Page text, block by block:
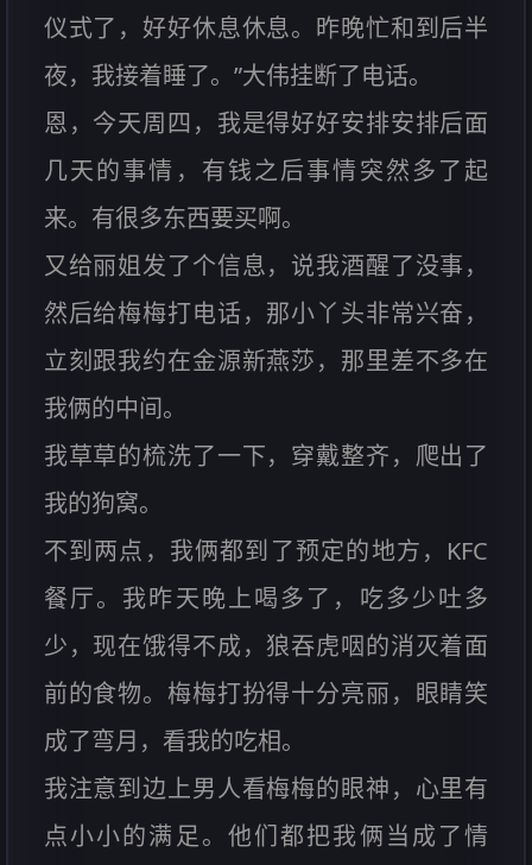
仪式了，好好休息休息。昨晚忙和到后半
夜，我接着睡了。”大伟挂断了电话。
恩，今天周四，我是得好好安排安排后面
几天的事情，有钱之后事情突然多了起
来。有很多东西要买啊。
又给丽姐发了个信息，说我酒醒了没事，
然后给梅梅打电话，那小丫头非常兴奋，
立刻跟我约在金源新燕莎，那里差不多在
我俩的中间。
我草草的梳洗了一下，穿戴整齐，爬出了
我的狗窝。
不到两点，我俩都到了预定的地方，KFC
餐厅。我昨天晚上喝多了，吃多少吐多
少，现在饿得不成，狼吞虎咽的消灭着面
前的食物。梅梅打扮得十分亮丽，眼睛笑
成了弯月，看我的吃相。
我注意到边上男人看梅梅的眼神，心里有
点小小的满足。他们都把我俩当成了情